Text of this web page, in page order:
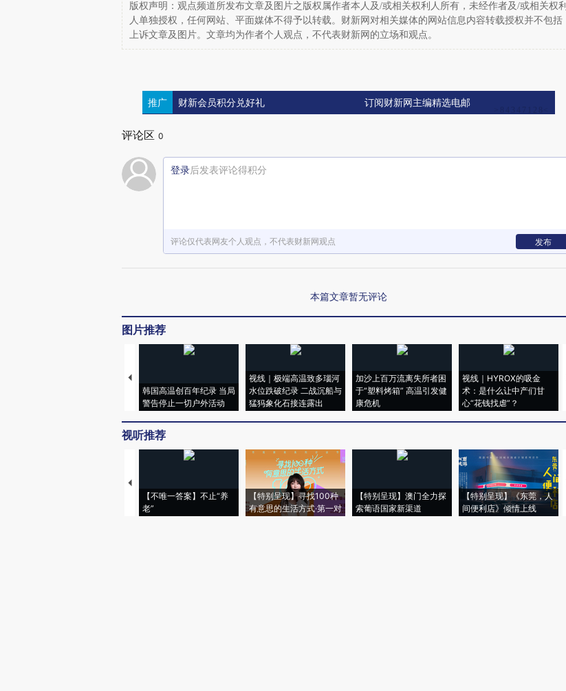
版权声明：观点频道所发布文章及图片之版权属作者本人及/或相关权利人所有，未经作者及/或相关权利
人单独授权，任何网站、平面媒体不得予以转载。财新网对相关媒体的网站信息内容转载授权并不包括
上诉文章及图片。文章均为作者个人观点，不代表财新网的立场和观点。
推广 财新会员积分兑好礼 订阅财新网主编精选电邮
评论区 0
登录后发表评论得积分
评论仅代表网友个人观点，不代表财新网观点 发布
本篇文章暂无评论
图片推荐
韩国高温创百年纪录 当局
警告停止一切户外活动
视线｜极端高温致多瑙河
水位跌破纪录 二战沉船与
猛犸象化石接连露出
加沙上百万流离失所者困
于“塑料烤箱” 高温引发健
康危机
视线｜HYROX的吸金
术：是什么让中产们甘
心“花钱找虐”？
视听推荐
【不唯一答案】不止“养
老”
【特别呈现】寻找100种
有意思的生活方式·第一对
【特别呈现】澳门全力探
索葡语国家新渠道
【特别呈现】《东莞，人
间便利店》倾情上线